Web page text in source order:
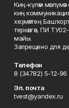
Киң-күләм
киң
хеҙмәттең
теркәлгән, ПИ
майы.
Запрещено для
Телефон
8 (34782) 5-12-96
Эл. почта
tvest@yandex.ru